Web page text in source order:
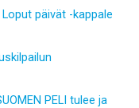
päivät -kappale
PELI tulee ja